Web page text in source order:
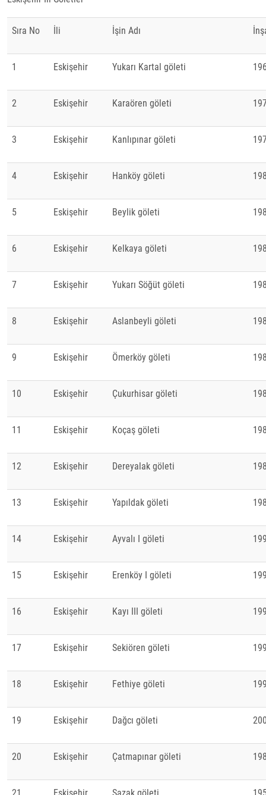
Sıra No İli İşin Adı
1 Eskişehir Yukarı Kartal göleti
2 Eskişehir Karaören göleti
3 Eskişehir Kanlıpınar göleti
4 Eskişehir Hanköy göleti
5 Eskişehir Beylik göleti
6 Eskişehir Kelkaya göleti
7 Eskişehir Yukarı Söğüt göleti
8 Eskişehir Aslanbeyli göleti
9 Eskişehir Ömerköy göleti
10 Eskişehir Çukurhisar göleti
11 Eskişehir Koçaş göleti
12 Eskişehir Dereyalak göleti
13 Eskişehir Yapıldak göleti
14 Eskişehir Ayvalı I göleti
15 Eskişehir Erenköy I göleti
16 Eskişehir Kayı III göleti
17 Eskişehir Sekiören göleti
18 Eskişehir Fethiye göleti
19 Eskişehir Dağcı göleti
20 Eskişehir Çatmapınar göleti
21 Eskişehir Sazak göleti